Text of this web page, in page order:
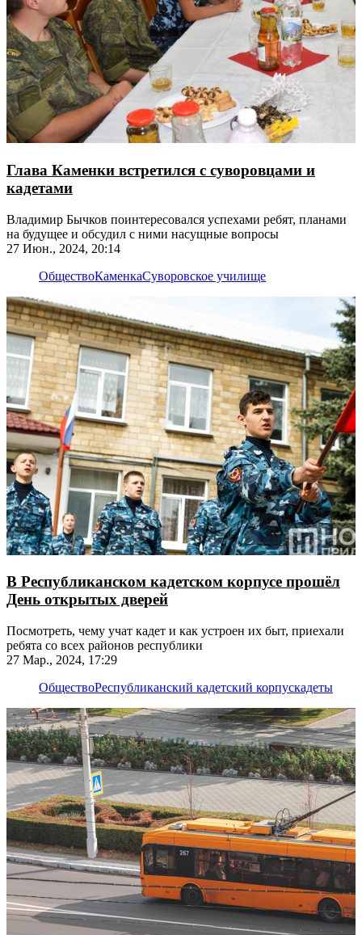
Глава Каменки встретился с суворовцами и
кадетами
Владимир Бычков поинтересовался успехами ребят, планами
на будущее и обсудил с ними насущные вопросы
27 Июн., 2024, 20:14
ОбществоКаменкаСуворовское училище
В Республиканском кадетском корпусе прошёл
День открытых дверей
Посмотреть, чему учат кадет и как устроен их быт, приехали
ребята со всех районов республики
27 Мар., 2024, 17:29
ОбществоРеспубликанский кадетский корпускадеты